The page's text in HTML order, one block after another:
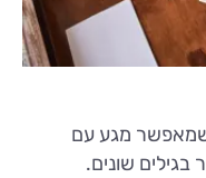
שמאפשר מגע עם
בגילים שונים.